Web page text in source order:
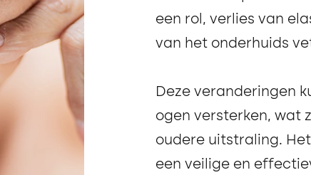
een rol, verlies van
van het onderhuids
Deze veranderingen
ogen versterken, wat
oudere uitstraling.
een veilige en